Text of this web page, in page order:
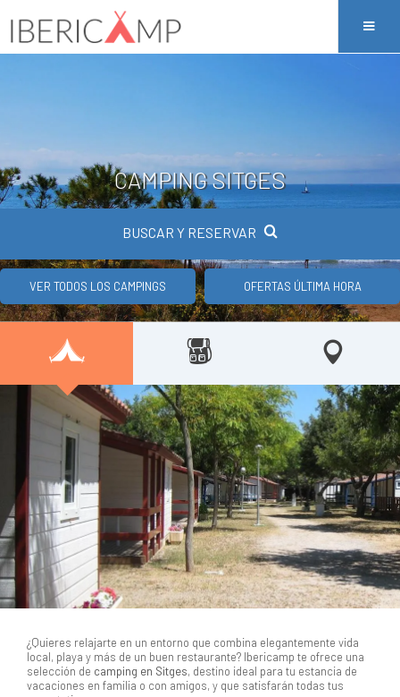
CAMPING SITGES
BUSCAR Y RESERVAR
VER TODOS LOS CAMPINGS OFERTAS ÚLTIMA HORA
¿Quieres relajarte en un entorno que combina elegantemente vida
local, playa y más de un buen restaurante? Ibericamp te ofrece una
selección de camping en Sitges, destino ideal para tu estancia de
vacaciones en familia o con amigos, y que satisfarán todas tus